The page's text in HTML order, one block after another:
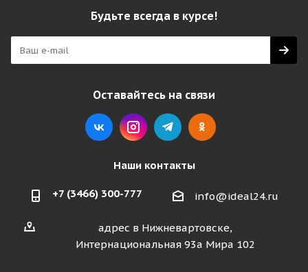
Будьте всегда в курсе!
Оставайтесь на связи
Наши контакты
+7 (3466) 300-777 info@ideal24.ru
адрес в Нижневартовске,
Интернациональная 93а Мира 102